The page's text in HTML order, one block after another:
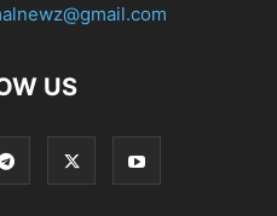
US